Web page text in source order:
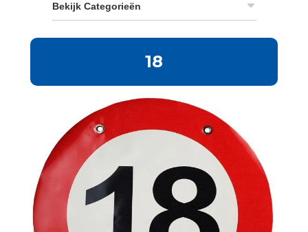
Bekijk Categorieën
18